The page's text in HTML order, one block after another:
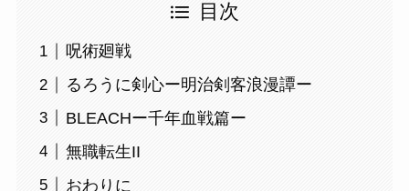
目次
呪術廻戦
るろうに剣心ー明治剣客浪漫譚ー
BLEACHー千年血戦篇ー
無職転生II
おわりに